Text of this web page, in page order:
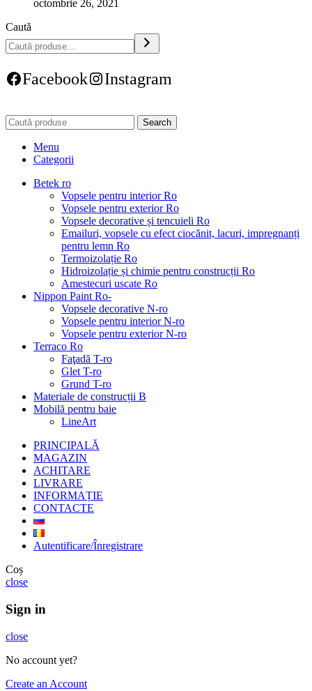
octombrie 26, 2021
Caută
Facebook Instagram
Search
Menu
Categorii
Betek ro
Vopsele pentru interior Ro
Vopsele pentru exterior Ro
Vopsele decorative și tencuieli Ro
Emailuri, vopsele cu efect ciocănit, lacuri, impregnanți
pentru lemn Ro
Termoizolație Ro
Hidroizolație și chimie pentru construcții Ro
Amestecuri uscate Ro
Nippon Paint Ro-
Vopsele decorative N-ro
Vopsele pentru interior N-ro
Vopsele pentru exterior N-ro
Terraco Ro
Faţadă T-ro
Glet T-ro
Grund T-ro
Materiale de construcții B
Mobilă pentru baie
LineArt
PRINCIPALĂ
MAGAZIN
ACHITARE
LIVRARE
INFORMAȚIE
CONTACTE
Autentificare/Înregistrare
Coș
close
Sign in
close
No account yet?
Create an Account